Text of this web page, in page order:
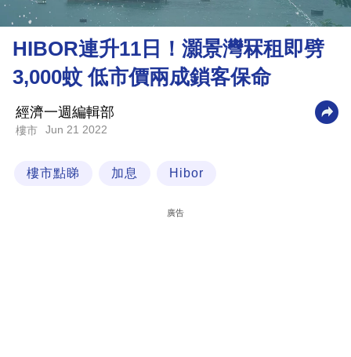
理
財
商
業
科
HIBOR連升11日！灝景灣冧租即劈
3,000蚊 低市價兩成鎖客保命
經濟一週編輯部
樓市 Jun 21 2022
樓市點睇 加息 Hibor
廣告